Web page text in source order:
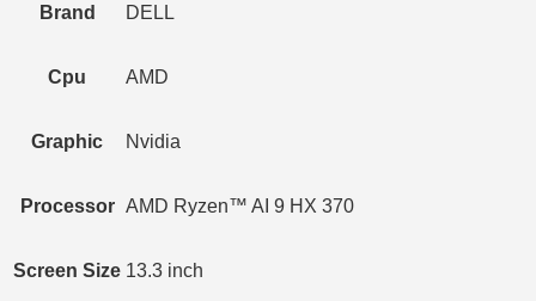
Brand DELL
Cpu AMD
Graphic Nvidia
Processor AMD Ryzen™ AI 9 HX 370
Screen Size 13.3 inch